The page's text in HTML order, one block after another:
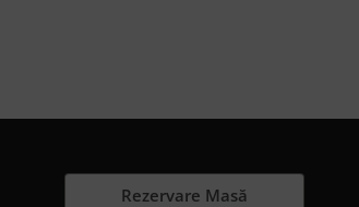
Rezervare Masă